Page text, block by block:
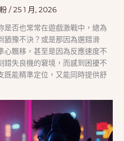
/25 1 月, 2026
是否也常常在遊戲激戰中，總為
猶豫不決？或是那因為選錯滑
心飄移，甚至是因為反應速度不
錯失良機的窘境，而感到困擾不
既能精準定位，又能同時提供舒